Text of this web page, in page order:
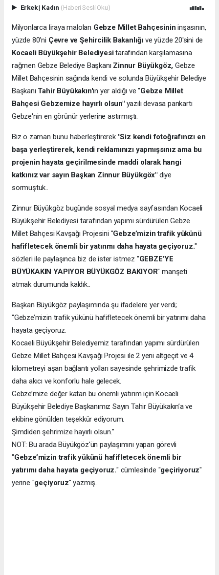
Erkek| Kadın (Haberi Sesli Oku)
Milyonlarca liraya malolan Gebze Millet Bahçesinin inşasının,
yüzde 80'ni Çevre ve Şehircilik Bakanlığı ve yüzde 20'sini de
Kocaeli Büyükşehir Belediyesitarafından karşılamasına
rağmen Gebze Belediye Başkanı Zinnur Büyükgöz, Gebze
Millet Bahçesinin sağında kendi ve solunda Büyükşehir Belediye
Başkanı Tahir Büyükakın'ın yer aldığı ve "Gebze Millet
Bahçesi Gebzemize hayırlı olsun"yazılı devasa pankartı
Gebze'nin en görünür yerlerine astırmıştı.
Biz o zaman bunu haberleştirerek "Siz kendi fotoğrafınızı en
başa yerleştirerek, kendi reklamınızı yapmışsınız ama bu
projenin hayata geçirilmesinde maddi olarak hangi
katkınız var sayın Başkan Zinnur Büyükgöx" diye
sormuştuk..
Zinnur Büyükgöz bugünde sosyal medya sayfasından Kocaeli
Büyükşehir Belediyesi tarafından yapımı sürdürülen Gebze
Millet Bahçesi Kavşağı Projesini "Gebze’mizin trafik yükünü
hafifletecek önemli bir yatırımı daha hayata geçiyoruz."
sözleri ile paylaşınca biz de ister istmez "GEBZE’YE
BÜYÜKAKIN YAPIYOR BÜYÜKGÖZ BAKIYOR" manşeti
atmak durumunda kaldık..
Başkan Büyükgöz paylaşımında şu ifadelere yer verdi;
"Gebze’mizin trafik yükünü hafifletecek önemli bir yatırımı daha
hayata geçiyoruz.
Kocaeli Büyükşehir Belediyemiz tarafından yapımı sürdürülen
Gebze Millet Bahçesi Kavşağı Projesi ile 2 yeni altgeçit ve 4
kilometreyi aşan bağlantı yolları sayesinde şehrimizde trafik
daha akıcı ve konforlu hale gelecek.
Gebze’mize değer katan bu önemli yatırım için Kocaeli
Büyükşehir Belediye Başkanımız Sayın Tahir Büyükakın’a ve
ekibine gönülden teşekkür ediyorum.
Şimdiden şehrimize hayırlı olsun."
NOT: Bu arada Büyükgöz'ün paylaşımını yapan görevli
"Gebze’mizin trafik yükünü hafifletecek önemli bir
yatırımı daha hayata geçiyoruz." cümlesinde "geçiriyoruz"
yerine "geçiyoruz" yazmış.